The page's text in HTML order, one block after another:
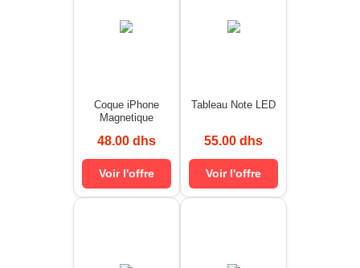
Coque iPhone
Magnetique
48.00 dhs
Voir l'offre
Tableau Note LED
55.00 dhs
Voir l'offre